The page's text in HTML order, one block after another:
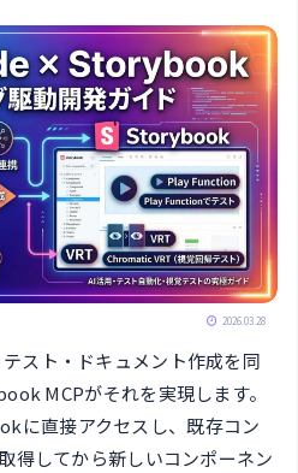
2026.03.28
スト・ドキュメント作成を同
MCPがそれを実現します。
に直接アクセスし、既存コン
得してから新しいコンポーネン